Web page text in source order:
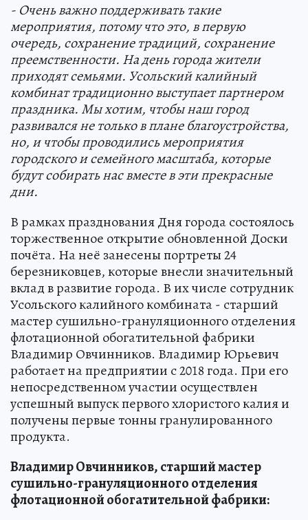
- Очень важно поддерживать такие
мероприятия, потому что это, в первую
очередь, сохранение традиций, сохранение
преемственности. На день города жители
приходят семьями. Усольский калийный
комбинат традиционно выступает партнером
праздника. Мы хотим, чтобы наш город
развивался не только в плане благоустройства,
но, и чтобы проводились мероприятия
городского и семейного масштаба, которые
будут собирать нас вместе в эти прекрасные
дни.
В рамках празднования Дня города состоялось
торжественное открытие обновленной Доски
почёта. На неё занесены портреты 24
березниковцев, которые внесли значительный
вклад в развитие города. В их числе сотрудник
Усольского калийного комбината - старший
мастер сушильно-грануляционного отделения
флотационной обогатительной фабрики
Владимир Овчинников. Владимир Юрьевич
работает на предприятии с 2018 года. При его
непосредственном участии осуществлен
успешный выпуск первого хлористого калия и
получены первые тонны гранулированного
продукта.
Владимир Овчинников, старший мастер
сушильно-грануляционного отделения
флотационной обогатительной фабрики: